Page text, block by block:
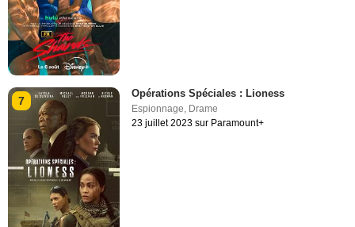
7
Opérations Spéciales : Lioness
Espionnage, Drame
23 juillet 2023 sur Paramount+